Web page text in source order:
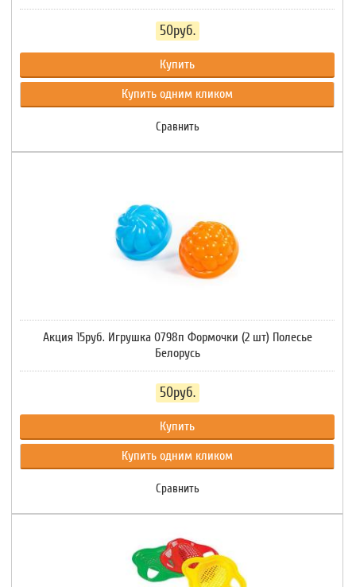
50руб.
Купить
Купить одним кликом
Сравнить
Акция 15руб. Игрушка 0798п Формочки (2 шт) Полесье
Белорусь
50руб.
Купить
Купить одним кликом
Сравнить